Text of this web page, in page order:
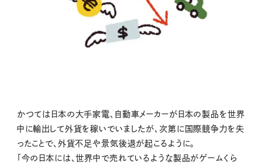
かつては日本の大手家電、自動車メーカーが日本の製品を世界
中に輸出して外貨を稼いでいましたが、次第に国際競争力を失
ったことで、外貨不足や景気後退が起こるように。
「今の日本には、世界中で売れているような製品がゲームくら